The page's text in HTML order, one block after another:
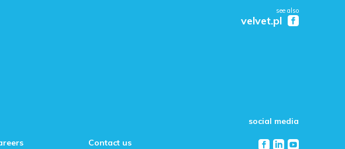
see also
velvet.pl
Contact us
social media